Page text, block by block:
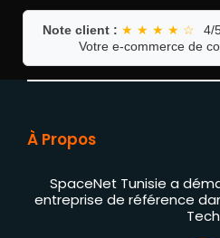
Note client : ★ ★ ★ ★ ☆
4/
Votre e-commerce de
À Propos
SpaceNet Tunisie a
entreprise de référence
Tech